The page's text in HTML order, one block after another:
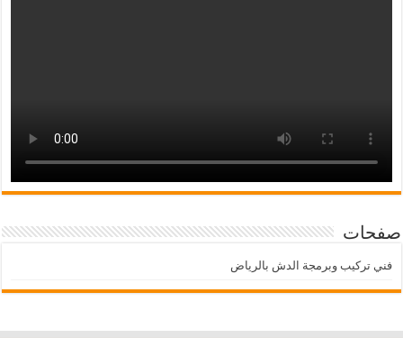
صفحات
فني تركيب وبرمجة الدش بالرياض